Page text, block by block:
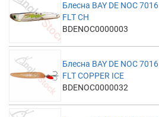
Блесна BAY DE NOC 7016
FLT CH
BDENOC0000003
Блесна BAY DE NOC 7016
FLT COPPER ICE
BDENOC0000032